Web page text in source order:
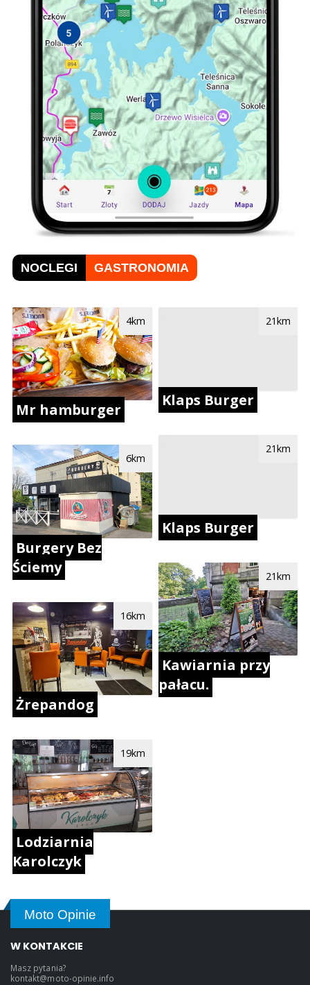
NOCLEGI GASTRONOMIA
Mr hamburger
4km
Burgery Bez
Ściemy
6km
Żrepandog
16km
Lodziarnia
Karolczyk
19km
Klaps Burger
21km
Klaps Burger
21km
Kawiarnia przy
pałacu.
21km
Moto Opinie
W KONTAKCIE
Masz pytania?
kontakt@moto-opinie.info